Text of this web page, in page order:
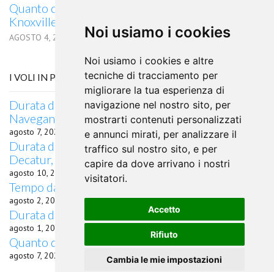
Noi usiamo i cookies
Noi usiamo i cookies e altre
tecniche di tracciamento per
migliorare la tua esperienza di
navigazione nel nostro sito, per
mostrarti contenuti personalizzati
e annunci mirati, per analizzare il
traffico sul nostro sito, e per
capire da dove arrivano i nostri
visitatori.
Accetto
Rifiuto
Cambia le mie impostazioni
Quanto dura il volo in aereo da Cochin a
Knoxville, TN
AGOSTO 4, 2026
I VOLI IN PARTENZA DA NAHA
Durata del volo quanto dura il volo da Naha per
Navegantes
agosto 7, 2026
Durata del volo Quanto dura il volo da Naha per
Decatur, IL
agosto 10, 2026
Tempo da Naha a Oita in aereo
agosto 2, 2026
Durata del volo da Naha per Borlange
agosto 1, 2026
Quanto dura il volo in aereo da Naha a Zhuhai
agosto 7, 2026